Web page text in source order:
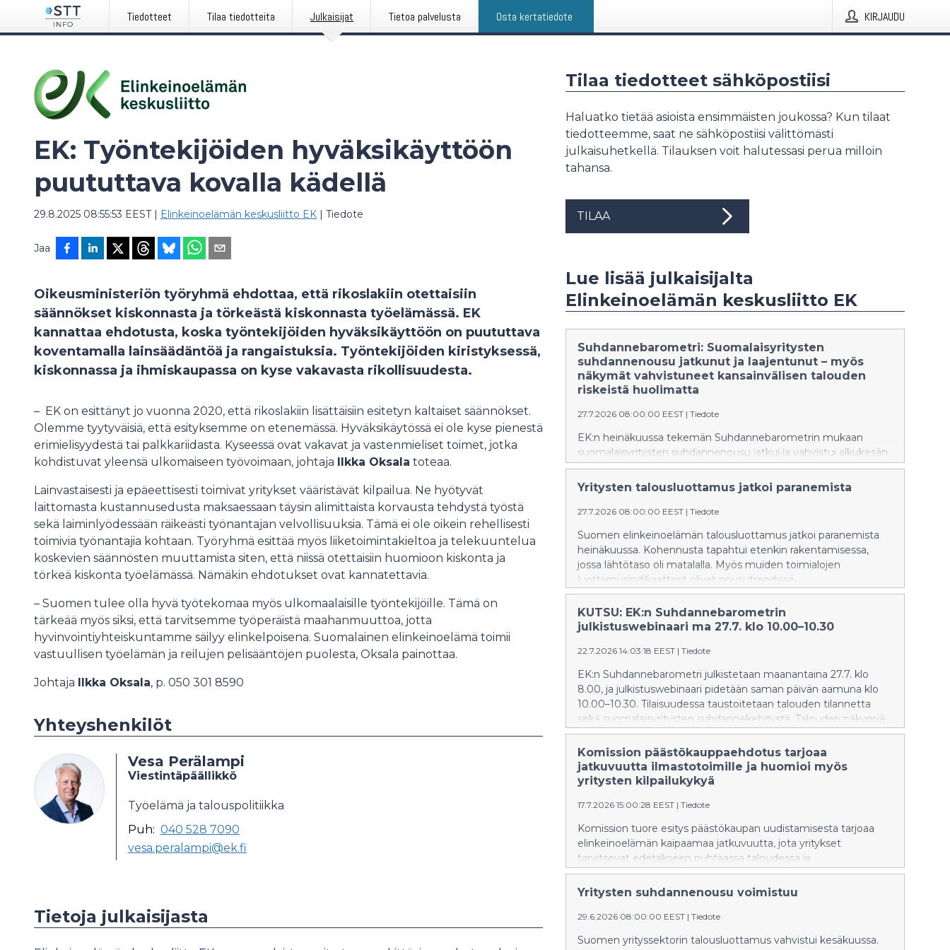
Tiedotteet Tilaa tiedotteita Julkaisijat Tietoa palvelusta Osta kertatiedote KIRJAUDU
EK: Työntekijöiden hyväksikäyttöön
puututtava kovalla kädellä
29.8.2025 08:55:53 EEST| Elinkeinoelämän keskusliitto EK | Tiedote
Jaa
Oikeusministeriön työryhmä ehdottaa, että rikoslakiin otettaisiin
säännökset kiskonnasta ja törkeästä kiskonnasta työelämässä. EK
kannattaa ehdotusta, koska työntekijöiden hyväksikäyttöön on puututtava
koventamalla lainsäädäntöä ja rangaistuksia. Työntekijöiden kiristyksessä,
kiskonnassa ja ihmiskaupassa on kyse vakavasta rikollisuudesta.
– EK on esittänyt jo vuonna 2020, että rikoslakiin lisättäisiin esitetyn kaltaiset säännökset.
Olemme tyytyväisiä, että esityksemme on etenemässä. Hyväksikäytössä ei ole kyse pienestä
erimielisyydestä tai palkkariidasta. Kyseessä ovat vakavat ja vastenmieliset toimet, jotka
kohdistuvat yleensä ulkomaiseen työvoimaan, johtaja Ilkka Oksala toteaa.
Lainvastaisesti ja epäeettisesti toimivat yritykset vääristävät kilpailua. Ne hyötyvät
laittomasta kustannusedusta maksaessaan täysin alimittaista korvausta tehdystä työstä
sekä laiminlyödessään räikeästi työnantajan velvollisuuksia. Tämä ei ole oikein rehellisesti
toimivia työnantajia kohtaan. Työryhmä esittää myös liiketoimintakieltoa ja telekuuntelua
koskevien säännösten muuttamista siten, että niissä otettaisiin huomioon kiskonta ja
törkeä kiskonta työelämässä. Nämäkin ehdotukset ovat kannatettavia.
– Suomen tulee olla hyvä työtekomaa myös ulkomaalaisille työntekijöille. Tämä on
tärkeää myös siksi, että tarvitsemme työperäistä maahanmuuttoa, jotta
hyvinvointiyhteiskuntamme säilyy elinkelpoisena. Suomalainen elinkeinoelämä toimii
vastuullisen työelämän ja reilujen pelisääntöjen puolesta, Oksala painottaa.
Johtaja Ilkka Oksala, p. 050 301 8590
Yhteyshenkilöt
Vesa Perälampi
Viestintäpäällikkö
Työelämä ja talouspolitiikka
Puh: 040 528 7090
vesa.peralampi@ek.fi
Tietoja julkaisijasta
Tilaa tiedotteet sähköpostiisi
Haluatko tietää asioista ensimmäisten joukossa? Kun tilaat
tiedotteemme, saat ne sähköpostiisi välittömästi
julkaisuhetkellä. Tilauksen voit halutessasi perua milloin
tahansa.
TILAA
Lue lisää julkaisijalta
Elinkeinoelämän keskusliitto EK
Suhdannebarometri: Suomalaisy­ri­tysten
suhdannenousu jatkunut ja laajentunut – myös
näkymät vahvistuneet kansainvälisen talouden
riskeistä huolimatta
27.7.2026 08:00:00 EEST | Tiedote
EK:n heinäkuussa tekemän Suhdannebarometrin mukaan
suomalaisyritysten suhdannenousu jatkui ja vahvistui alkukesän
aikana, vaikka tämänhetkistä tilannetta kuvataan vielä
keskimääräistä heikommaksi. Teollisuuden tuotanto kasvoi
laajalti, ja myös rakentamisen tuotanto kääntyi nousuun
matalalta lähtötasolta. Palvelualoilla myynnin kasvu oli maltillista.
Yritysten talousluottamus jatkoi paranemista
27.7.2026 08:00:00 EEST | Tiedote
Suomen elinkeinoelämän talousluottamus jatkoi paranemista
heinäkuussa. Kohennusta tapahtui etenkin rakentamisessa,
jossa lähtötaso oli matalalla. Myös muiden toimialojen
luottamusindikaattorit olivat nousutrendissä.
KUTSU: EK:n Suhdannebarometrin
julkistuswebinaari ma 27.7. klo 10.00–10.30
22.7.2026 14:03:18 EEST | Tiedote
EK:n Suhdannebarometri julkistetaan maanantaina 27.7. klo
8.00, ja julkistuswebinaari pidetään saman päivän aamuna klo
10.00–10.30. Tilaisuudessa taustoitetaan talouden tilannetta
sekä suomalaisyritysten suhdannekehitystä. Talouden näkymiä
ja Suhdannebarometrin tuloksia esittelee EK:n johtaja ja
pääekonomisti Penna Urrila. Ilmoittaudu webinaariin Lisätietoja:
Teemu Lindfors, viestinnän asiantuntija, p. 0400 284 764
Komission päästökauppaehdotus tarjoaa
jatkuvuutta ilmastotoimille ja huomioi myös
yritysten kilpailukykyä
17.7.2026 15:00:28 EEST | Tiedote
Komission tuore esitys päästökaupan uudistamisesta tarjoaa
elinkeinoelämän kaipaamaa jatkuvuutta, jota yritykset
tarvitsevat edetäkseen puhtaassa taloudessa ja
energiasiirtymässä. Komissio haluaa säilyttää päästökaupan
aseman vahvana, kun EU tähtää vuoden 2040
ilmastotavoitteeseensa. Myönteistä on, että yritysten
kilpailukyky huomioidaan nyt aiempaa paremmin. Paljon
neuvotteluvaiheesta on tulossa ankara. EU:n päästökaupan (ETS
Yritysten suhdannenousu voimistuu
29.6.2026 08:00:00 EEST | Tiedote
Suomen yrityssektorin talousluottamus vahvistui kesäkuussa.